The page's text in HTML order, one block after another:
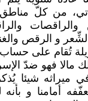
من كلّ مناطق
والراقصات
و الرقص
تُقام على حساب
مالا فهو ضدّ
ميراثه شيئا
أمامنا و